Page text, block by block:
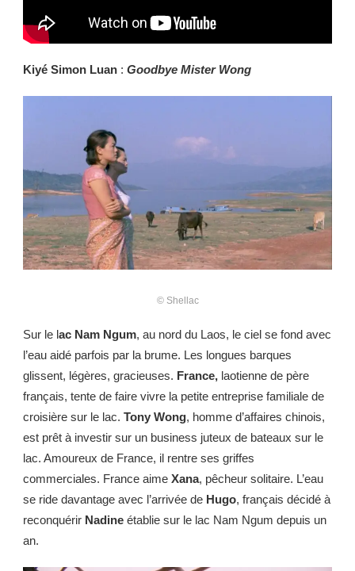
Kiyé Simon Luan : Goodbye Mister Wong
© Shellac
Sur le lac Nam Ngum, au nord du Laos, le ciel se fond avec
l’eau aidé parfois par la brume. Les longues barques
glissent, légères, gracieuses. France, laotienne de père
français, tente de faire vivre la petite entreprise familiale de
croisière sur le lac. Tony Wong, homme d’affaires chinois,
est prêt à investir sur un business juteux de bateaux sur le
lac. Amoureux de France, il rentre ses griffes
commerciales. France aime Xana, pêcheur solitaire. L’eau
se ride davantage avec l’arrivée de Hugo, français décidé à
reconquérir Nadine établie sur le lac Nam Ngum depuis un
an.